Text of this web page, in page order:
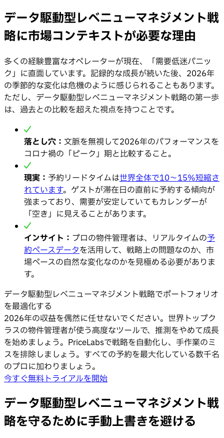
データ駆動型レベニューマネジメント戦
略に市場コンテキストが必要な理由
多くの経験豊富なオペレーターが現在、「需要低迷パニッ
ク」に直面しています。記録的な成長が続いた後、2026年
の季節的な変化は危機のように感じられることもあります。
ただし、データ駆動型レベニューマネジメント戦略の第一歩
は、過去との比較を超えた視点を持つことです。
落とし穴： 文脈を無視して2026年のパフォーマンスを
コロナ禍の「ピーク」期と比較すること。
現実： 予約リードタイムは世界全体で10〜15%短縮さ
れています。ゲストが滞在日の直前に予約する傾向が
強まっており、需要が安定していてもカレンダーが
「空き」に見えることがあります。
インサイト： プロの物件管理者は、リアルタイムの予
約ペースデータを活用して、戦略上の問題なのか、市
場ペースの自然な変化なのかを見極める必要がありま
す。
データ駆動型レベニューマネジメント戦略でポートフォリオ
を最適化する
2026年の収益を偶然に任せないでください。世界トップク
ラスの物件管理者が使う高度なツールで、推測をやめて成長
を始めましょう。PriceLabsで戦略を自動化し、手作業のミ
スを排除しましょう。すべての予約を最大化している数千名
のプロに加わりましょう。
今すぐ無料トライアルを開始
データ駆動型レベニューマネジメント戦
略を守るために手動上書きを避ける